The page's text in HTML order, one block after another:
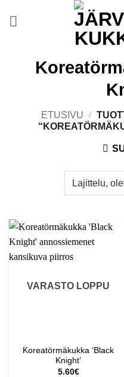
ETUSIVU /
VARASTO LOPPU
Koreatörmäkukka ‘Black
Knight’
5.60€